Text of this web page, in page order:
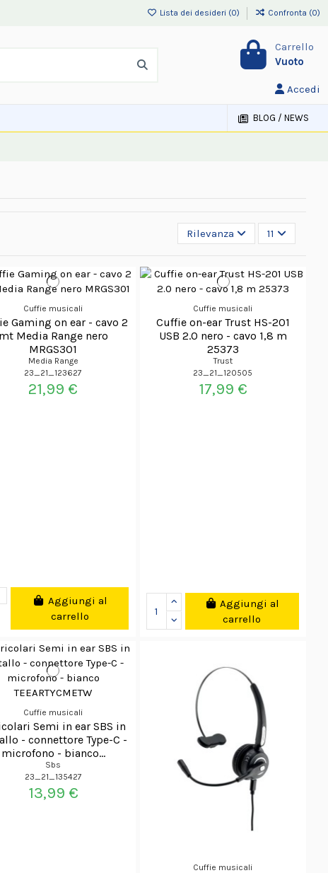
Lista dei desideri (0) Confronta (0)
Carrello
Vuoto
Accedi
BLOG / NEWS
Rilevanza 11
Cuffie musicali
Gaming on ear - cavo 2
mt Media Range nero
MRGS301
Media Range
23_21_123627
21,99 €
Aggiungi al
carrello
Cuffie musicali
Cuffie on-ear Trust HS-201
USB 2.0 nero - cavo 1,8 m
25373
Trust
23_21_120505
17,99 €
Aggiungi al
carrello
Cuffie musicali
Semi in ear SBS in
- connettore Type-C -
microfono - bianco...
Sbs
23_21_135427
13,99 €
Cuffie musicali